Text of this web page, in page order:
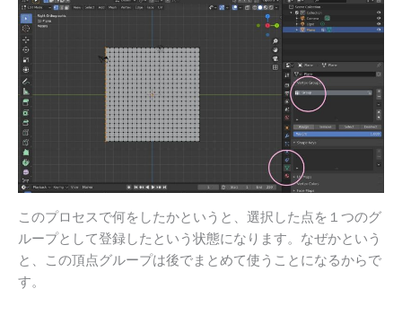
このプロセスで何をしたかというと、選択した点を１つのグ
ループとして登録したという状態になります。なぜかという
と、この頂点グループは後でまとめて使うことになるからで
す。